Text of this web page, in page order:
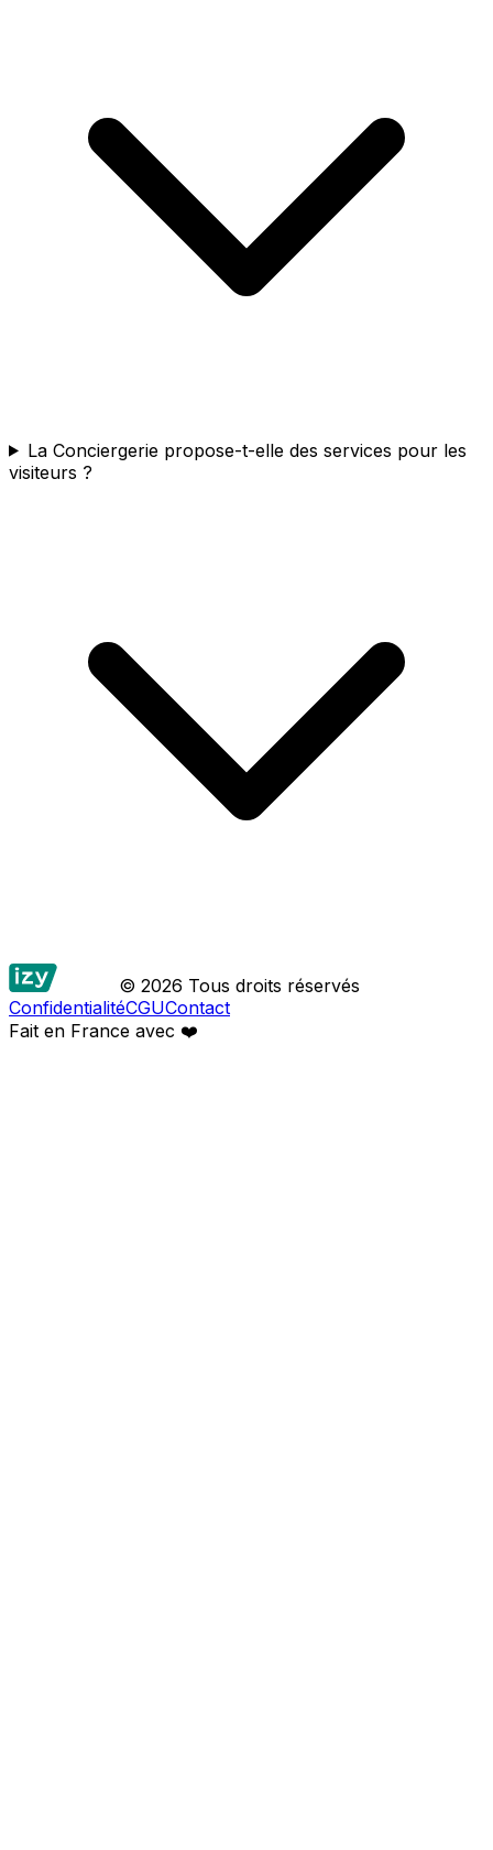
La Conciergerie propose-t-elle des services pour les
visiteurs ?
© 2026 Tous droits réservés
ConfidentialitéCGUContact
Fait en France avec ❤️